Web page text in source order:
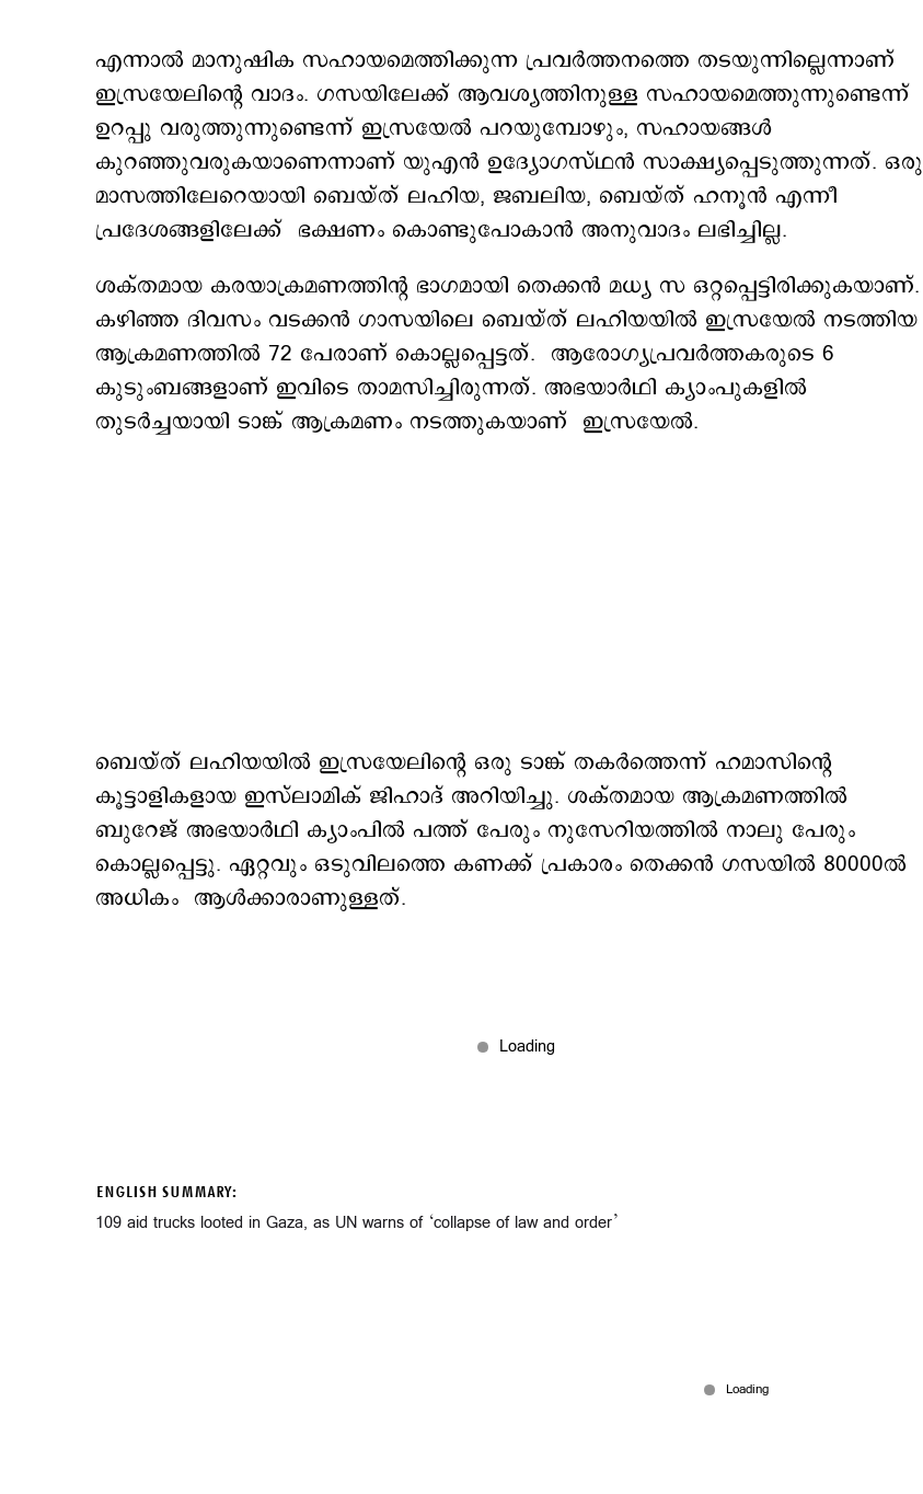
എന്നാല്‍ മാനുഷിക സഹായമെത്തിക്കുന്ന പ്രവര്‍ത്തനത്തെ തടയുന്നില്ലെന്നാണ്
ഇസ്രയേലിന്‍റെ വാദം. ഗസയിലേക്ക് ആവശ്യത്തിനുള്ള സഹായമെത്തുന്നുണ്ടെന്ന്
ഉറപ്പു വരുത്തുന്നുണ്ടെന്ന് ഇസ്രയേല്‍ പറയുമ്പോഴും, സഹായങ്ങള്‍
കുറഞ്ഞുവരുകയാണെന്നാണ് യുഎന്‍ ഉദ്യോഗസ്ഥന്‍ സാക്ഷ്യപ്പെടുത്തുന്നത്. ഒരു
മാസത്തിലേറെയായി ബെയ്ത് ലഹിയ, ജബലിയ, ബെയ്ത് ഹനൂന്‍ എന്നീ
പ്രദേശങ്ങളിലേക്ക് ഭക്ഷണം കൊണ്ടുപോകാന്‍ അനുവാദം ലഭിച്ചില്ല.
ശക്തമായ കരയാക്രമണത്തിന്‍റ ഭാഗമായി തെക്കൻ മധ്യ സ ഒറ്റപ്പെട്ടിരിക്കുകയാണ്.
കഴിഞ്ഞ ദിവസം വടക്കൻ ഗാസയിലെ ബെയ്ത് ലഹിയയില്‍ ഇസ്രയേൽ നടത്തിയ
ആക്രമണത്തിൽ 72 പേരാണ് കൊല്ലപ്പെട്ടത്. ആരോഗ്യപ്രവർത്തകരുടെ 6
കുടുംബങ്ങളാണ് ഇവിടെ താമസിച്ചിരുന്നത്. അഭയാർഥി ക്യാംപുകളിൽ
തുടർച്ചയായി ടാങ്ക് ആക്രമണം നടത്തുകയാണ് ഇസ്രയേൽ.
ബെയ്ത് ലഹിയയിൽ ഇസ്രയേലിന്റെ ഒരു ടാങ്ക് തകർത്തെന്ന് ഹമാസിന്റെ
കൂട്ടാളികളായ ഇസ്‍ലാമിക് ജിഹാദ് അറിയിച്ചു. ശക്തമായ ആക്രമണത്തിൽ
ബുറേജ് അഭയാർഥി ക്യാംപിൽ പത്ത് പേരും നുസേറിയത്തിൽ നാലു പേരും
കൊല്ലപ്പെട്ടു. ഏറ്റവും ഒടുവിലത്തെ കണക്ക് പ്രകാരം തെക്കന്‍ ഗസയില്‍ 80000ല്‍
അധികം ആള്‍ക്കാരാണുള്ളത്.
ENGLISH SUMMARY:
109 aid trucks looted in Gaza, as UN warns of ‘collapse of law and order’